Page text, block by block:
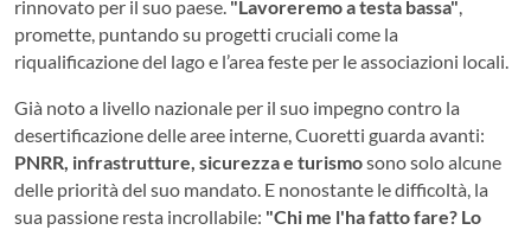
rinnovato per il suo paese. "Lavoreremo a testa bassa",
promette, puntando su progetti cruciali come la
riqualificazione del lago e l’area feste per le associazioni locali.
Già noto a livello nazionale per il suo impegno contro la
desertificazione delle aree interne, Cuoretti guarda avanti:
PNRR, infrastrutture, sicurezza e turismosono solo alcune
delle priorità del suo mandato. E nonostante le difficoltà, la
sua passione resta incrollabile: "Chi me l'ha fatto fare? Lo